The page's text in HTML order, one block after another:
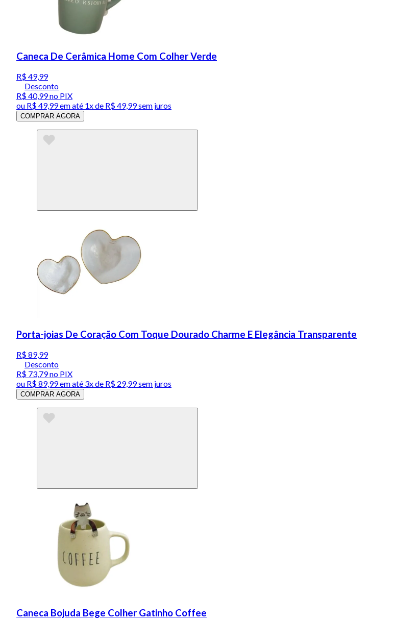
Caneca De Cerâmica Home Com Colher Verde
R$ 49,99
Desconto
R$ 40,99no PIX
ou R$ 49,99em até 1x de R$ 49,99sem juros
COMPRAR AGORA
Porta-joias De Coração Com Toque Dourado Charme E Elegância Transparente
R$ 89,99
Desconto
R$ 73,79no PIX
ou R$ 89,99em até 3x de R$ 29,99 sem juros
COMPRAR AGORA
Caneca Bojuda Bege Colher Gatinho Coffee